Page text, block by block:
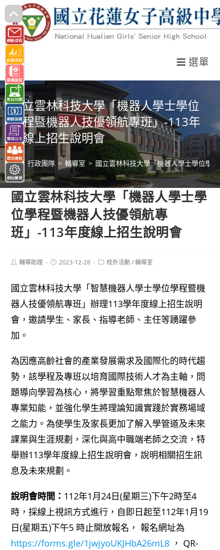
跳
轉
至
主
要
內
容
選單
國立雲林科技大學「機器人學士學位
學程暨機器人技優領航專班」-113年
度線上招生說明會
> 行政團隊 > 輔導室 > 國立雲林科技大學「機器人學士學位學
國立雲林科技大學「機器人學士學
位學程暨機器人技優領航專
班」-113年度線上招生說明會
Post輔導助理
Post2023-12-28
Post校外活動 / 輔導室
國立雲林科技大學「智慧機器人學士學位學程暨機
器人技優領航專班」辦理113學年度線上招生說明
會，邀請學生、家長、指導老師、主任等踴躍參
加。
為因應高齡社會的產業發展需求及國際化的時代趨
勢，該學程及專班以培育國際技術人才為主軸，問
題導向學習為核心，將學習重點聚焦於智慧機器人
專業知能，並強化學生將理論知識實踐於實務場域
之能力。為使學生及家長更加了解入學管道及未來
課業與生涯規劃，深化與高中職端老師之交流，特
舉辦113學年度線上招生說明會，說明相關招生訊
息及未來規劃。
說明會時間： 112年1月24日(星期三)下午2時至4
時，採線上視訊方式進行，自即日起至112年1月19
日(星期五)下午5 時止開放報名， 報名網址為
https://forms.gle/1jwjyoUKJHbA26mL8 ， QR-